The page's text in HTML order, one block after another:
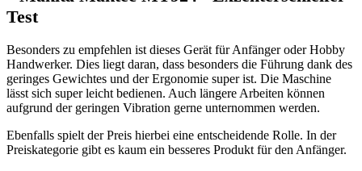
Besonders zu empfehlen ist dieses Gerät für Anfänger oder Hobby
Handwerker. Dies liegt daran, dass besonders die Führung dank des
geringes Gewichtes und der Ergonomie super ist. Die Maschine
lässt sich super leicht bedienen. Auch längere Arbeiten können
aufgrund der geringen Vibration gerne unternommen werden.
Ebenfalls spielt der Preis hierbei eine entscheidende Rolle. In der
Preiskategorie gibt es kaum ein besseres Produkt für den Anfänger.